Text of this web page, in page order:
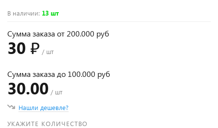
В наличии: 13 шт
Сумма заказа от 200.000 руб
30 ₽ / шт
Сумма заказа до 100.000 руб
30.00 / шт
Нашли дешевле?
УКАЖИТЕ КОЛИЧЕСТВО